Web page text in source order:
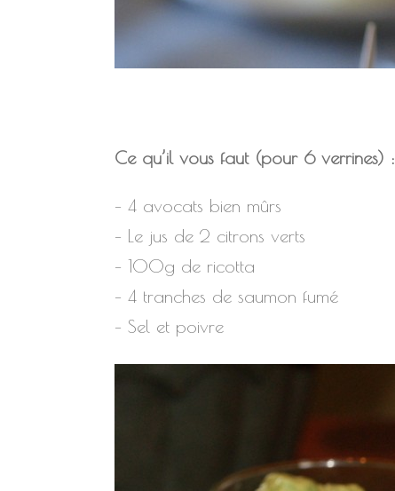
Ce qu’il vous faut (pour 6 verrines) :
– 4 avocats bien mûrs
– Le jus de 2 citrons verts
– 100g de ricotta
– 4 tranches de saumon fumé
– Sel et poivre